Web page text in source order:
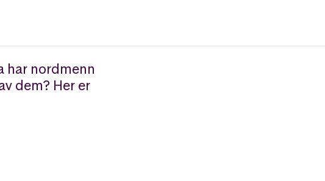
har nordmenn
dem? Her er